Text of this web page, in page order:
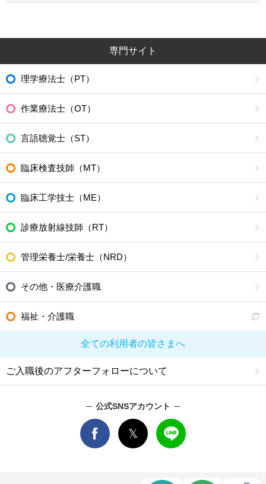
専門サイト
理学療法士（PT）
作業療法士（OT）
言語聴覚士（ST）
臨床検査技師（MT）
臨床工学技士（ME）
診療放射線技師（RT）
管理栄養士/栄養士（NRD）
その他・医療介護職
福祉・介護職
全ての利用者の皆さまへ
ご入職後のアフターフォローについて
公式SNSアカウント